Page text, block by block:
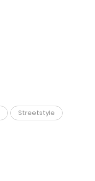
Streetstyle